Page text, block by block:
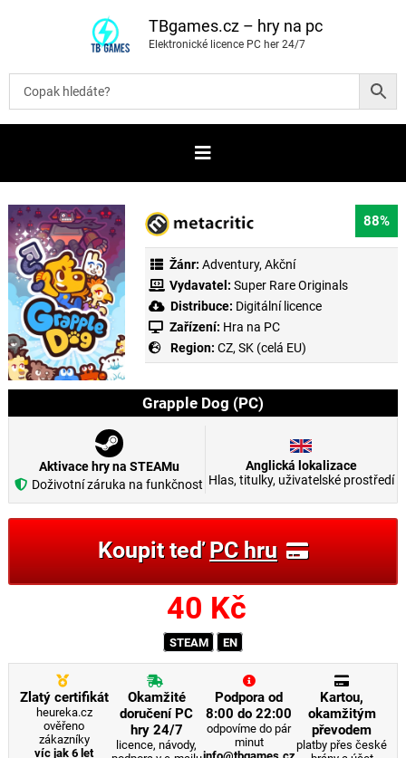
t
b
TBgames.cz – hry na pc
Elektronické licence PC her 24/7
88%
Žánr: Adventury, Akční
Vydavatel: Super Rare Originals
Distribuce: Digitální licence
Zařízení: Hra na PC
Region: CZ, SK (celá EU)
Grapple Dog (PC)
Aktivace hry na STEAMu
Doživotní záruka na funkčnost
Anglická lokalizace
Hlas, titulky, uživatelské prostředí
Koupit teďPC hru
40 Kč
STEAM EN
Zlatý certifikát
heureka.cz
ověřeno
zákazníky
víc jak 6 let
Okamžité
doručení PC
hry 24/7
licence, návody,
Podpora od
8:00 do 22:00
odpovíme do pár
minut
Kartou,
okamžitým
převodem
platby přes české